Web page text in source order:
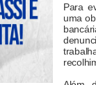
Para
uma